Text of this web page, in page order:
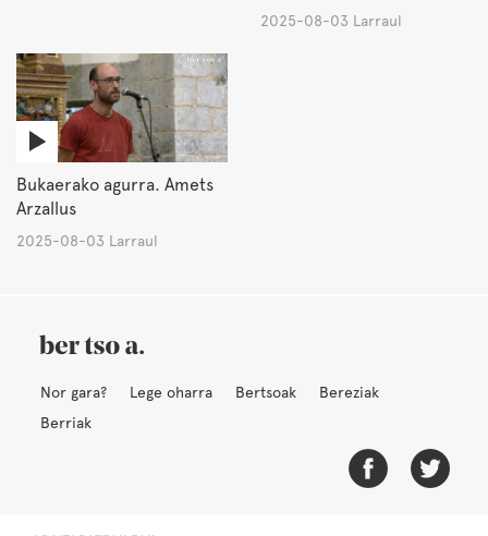
2025-08-03 Larraul
Bukaerako agurra. Amets
Arzallus
2025-08-03 Larraul
Nor gara? Lege oharra Bertsoak
Bereziak
Berriak